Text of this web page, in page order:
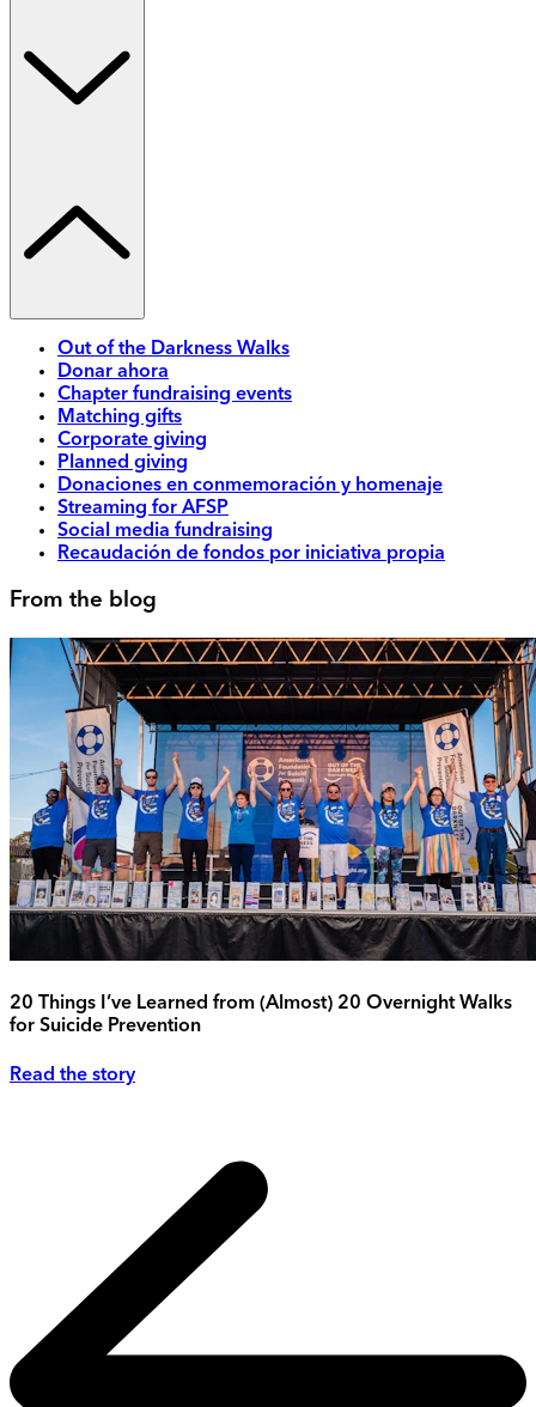
Out of the Darkness Walks
Donar ahora
Chapter fundraising events
Matching gifts
Corporate giving
Planned giving
Donaciones en conmemoración y homenaje
Streaming for AFSP
Social media fundraising
Recaudación de fondos por iniciativa propia
From the blog
20 Things I’ve Learned from (Almost) 20 Overnight Walks
for Suicide Prevention
Read the story